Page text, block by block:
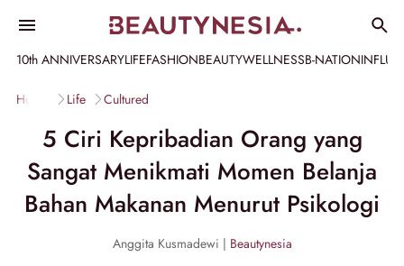
10th ANNIVERSARYLIFEFASHIONBEAUTYWELLNESSB-NATION
Home Life Cultured
5 Ciri Kepribadian Orang yang
Sangat Menikmati Momen Belanja
Bahan Makanan Menurut Psikologi
Anggita Kusmadewi | Beautynesia